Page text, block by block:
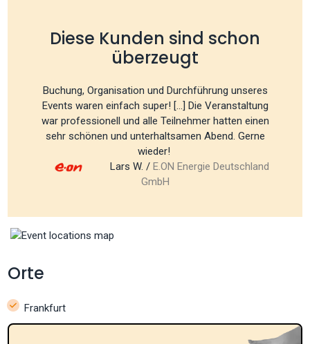
Diese Kunden sind schon
überzeugt
Buchung, Organisation und Durchführung unseres
Events waren einfach super! [...] Die Veranstaltung
war professionell und alle Teilnehmer hatten einen
sehr schönen und unterhaltsamen Abend. Gerne
wieder!
Lars W. / E.ON Energie Deutschland
GmbH
Orte
Frankfurt